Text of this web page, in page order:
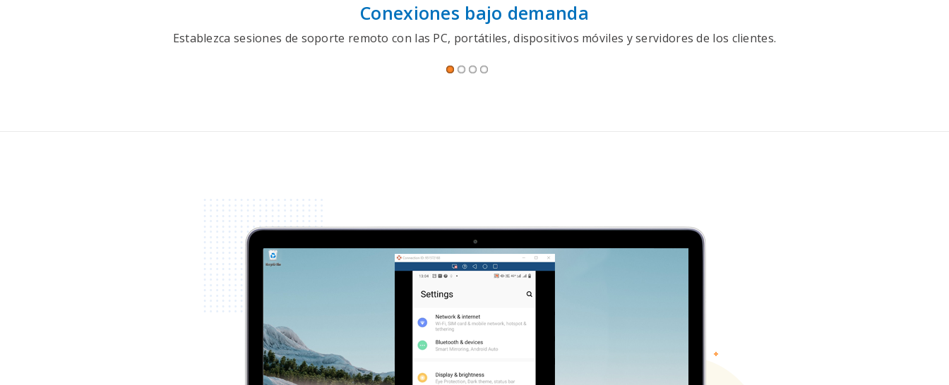
Conexiones bajo demanda
Establezca sesiones de soporte remoto con las PC, portátiles, dispositivos móviles y servidores de los clientes.
Compartir su pantalla
Sesiones programadas
Soporte móvil